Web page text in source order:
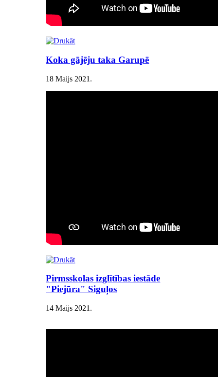
Koka gājēju taka Garupē
18 Maijs 2021 .
Pirmsskolas izglītības iestāde
"Piejūra" Siguļos
14 Maijs 2021 .